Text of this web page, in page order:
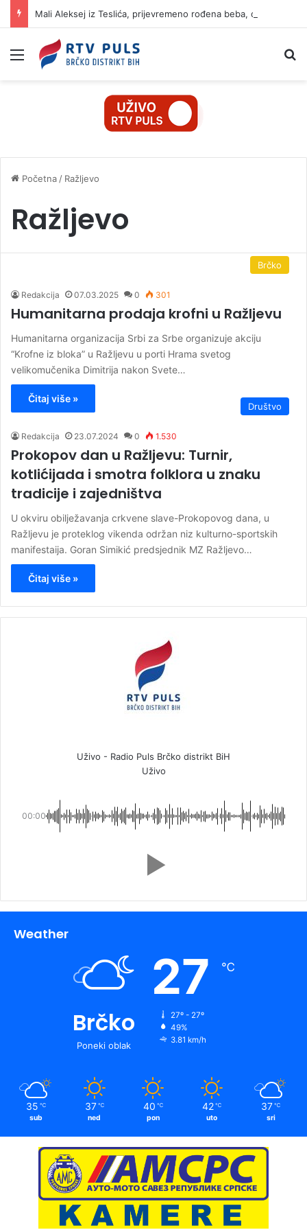
Izbornik
Početna / Ražljevo
Ražljevo
Brčko
Redakcija 07.03.2025 0 301
Humanitarna prodaja krofni u Ražljevu
Humanitarna organizacija Srbi za Srbe organizuje akciju
“Krofne iz bloka” u Ražljevu u porti Hrama svetog
velikomučenika Dimitrija nakon Svete…
Čitaj više »
Društvo
Redakcija 23.07.2024 0 1.530
Prokopov dan u Ražljevu: Turnir,
kotlićijada i smotra folklora u znaku
tradicije i zajedništva
U okviru obilježavanja crkvene slave-Prokopovog dana, u
Ražljevu je proteklog vikenda održan niz kulturno-sportskih
manifestaija. Goran Simikić predsjednik MZ Ražljevo…
Čitaj više »
Uživo - Radio Puls Brčko distrikt BiH
Uživo
00:00
Weather
Brčko
Poneki oblak
27 ℃
27º - 27º
49%
3.81 km/h
35 ℃
sub
37 ℃
ned
40 ℃
pon
42 ℃
uto
37 ℃
sri